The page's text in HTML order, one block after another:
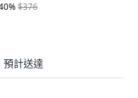
%$376
預計送達